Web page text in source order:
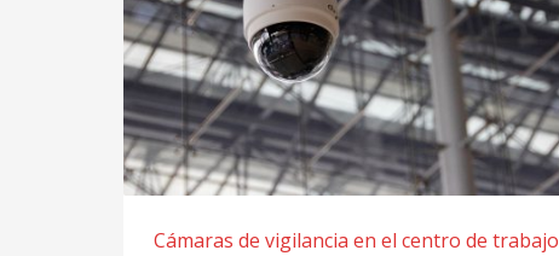
Cámaras de vigilancia en el centro de trabajo